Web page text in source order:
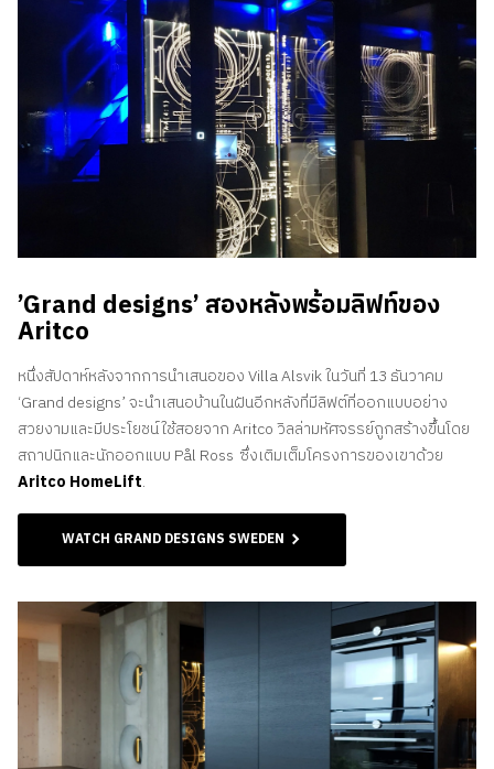
’Grand designs’ สองหลังพร้อมลิฟท์ของ
Aritco
หนึ่งสัปดาห์หลังจากการนำเสนอของ Villa Alsvik ในวันที่ 13 ธันวาคม
‘Grand designs’ จะนำเสนอบ้านในฝันอีกหลังที่มีลิฟต์ที่ออกแบบอย่าง
สวยงามและมีประโยชน์ใช้สอยจาก Aritco วิลล่ามหัศจรรย์ถูกสร้างขึ้นโดย
สถาปนิกและนักออกแบบ Pål Ross ซึ่งเติมเต็มโครงการของเขาด้วย
Aritco HomeLift.
WATCH GRAND DESIGNS SWEDEN